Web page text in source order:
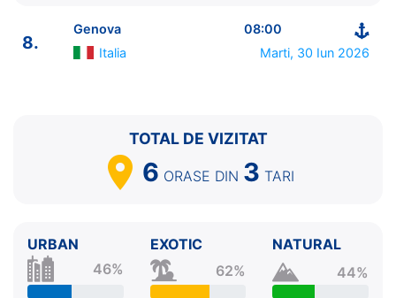
6.
Cagliari, Sardinia
08:00 - 17:00
7. Civitavecchia, Roma
08:00 - 19:00
8.
Genova
08:00
Italia
Marti, 30 Iun 2026
TOTAL DE VIZITAT
6 ORASE DIN 3 TARI
URBAN
46%
EXOTIC
62%
NATURAL
44%